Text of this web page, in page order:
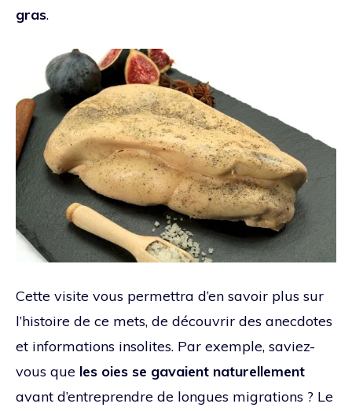
gras.
Cette visite vous permettra d’en savoir plus sur
l’histoire de ce mets, de découvrir des anecdotes
et informations insolites. Par exemple, saviez-
vous que les oies se gavaient naturellement
avant d’entreprendre de longues migrations ? Le